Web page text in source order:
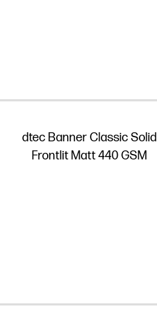
dtec Banner Classic Solid
Frontlit Matt 440 GSM